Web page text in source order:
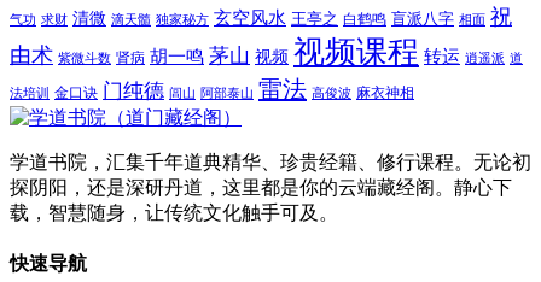
气功 求财 清微 滴天髓 独家秘方 玄空风水 王亭之 白鹤鸣 盲派八字 相面 祝
由术 紫微斗数 肾病 胡一鸣 茅山 视频 视频课程 转运 逍遥派 道
法培训 金口诀 门纯德 闾山 阿部泰山 雷法 高俊波 麻衣神相
学道书院，汇集千年道典精华、珍贵经籍、修行课程。无论初
探阴阳，还是深研丹道，这里都是你的云端藏经阁。静心下
载，智慧随身，让传统文化触手可及。
快速导航